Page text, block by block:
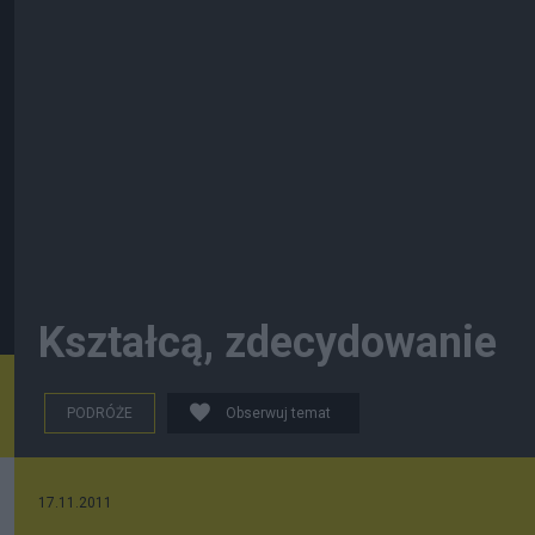
Kształcą, zdecydowanie
PODRÓŻE Obserwuj temat
17.11.2011